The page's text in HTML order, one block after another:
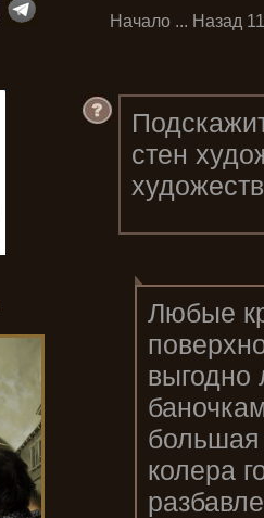
Начало... Назад
стен
Любые
выгодно
колера